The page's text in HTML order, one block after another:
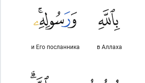
в Аллаха
и Его посланника